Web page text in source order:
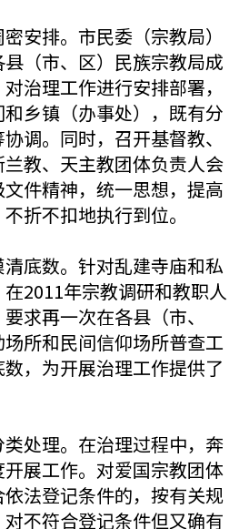
安排。市民委（宗教局）
（市、区）民族宗教局成
治理工作进行安排部署，
乡镇（办事处），既有分
调。同时，召开基督教、
教、天主教团体负责人会
件精神，统一思想，提高
折不扣地执行到位。
底数。针对乱建寺庙和私
2011年宗教调研和教职人
求再一次在各县（市、
所和民间信仰场所普查工
，为开展治理工作提供了
处理。在治理过程中，奔
展工作。对爱国宗教团体
法登记条件的，按有关规
不符合登记条件但又确有